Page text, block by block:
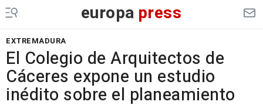
europa press
EXTREMADURA
El Colegio de Arquitectos de
Cáceres expone un estudio
inédito sobre el planeamiento